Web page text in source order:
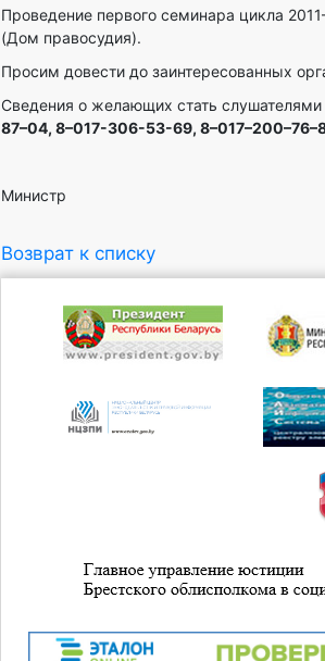
Проведение первого семинара цикла
(Дом правосудия).
Просим довести до заинтересованных
Сведения о желающих стать
87–04, 8–017-306-53-69,
Возврат к списку